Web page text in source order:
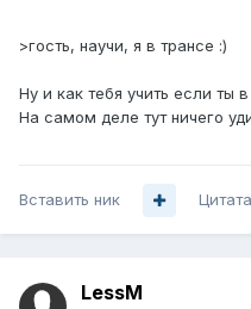
>гость, научи, я в трансе :)
Ну и как тебя учить если ты
На самом деле тут ничего
Вставить ник Цитата
LessM